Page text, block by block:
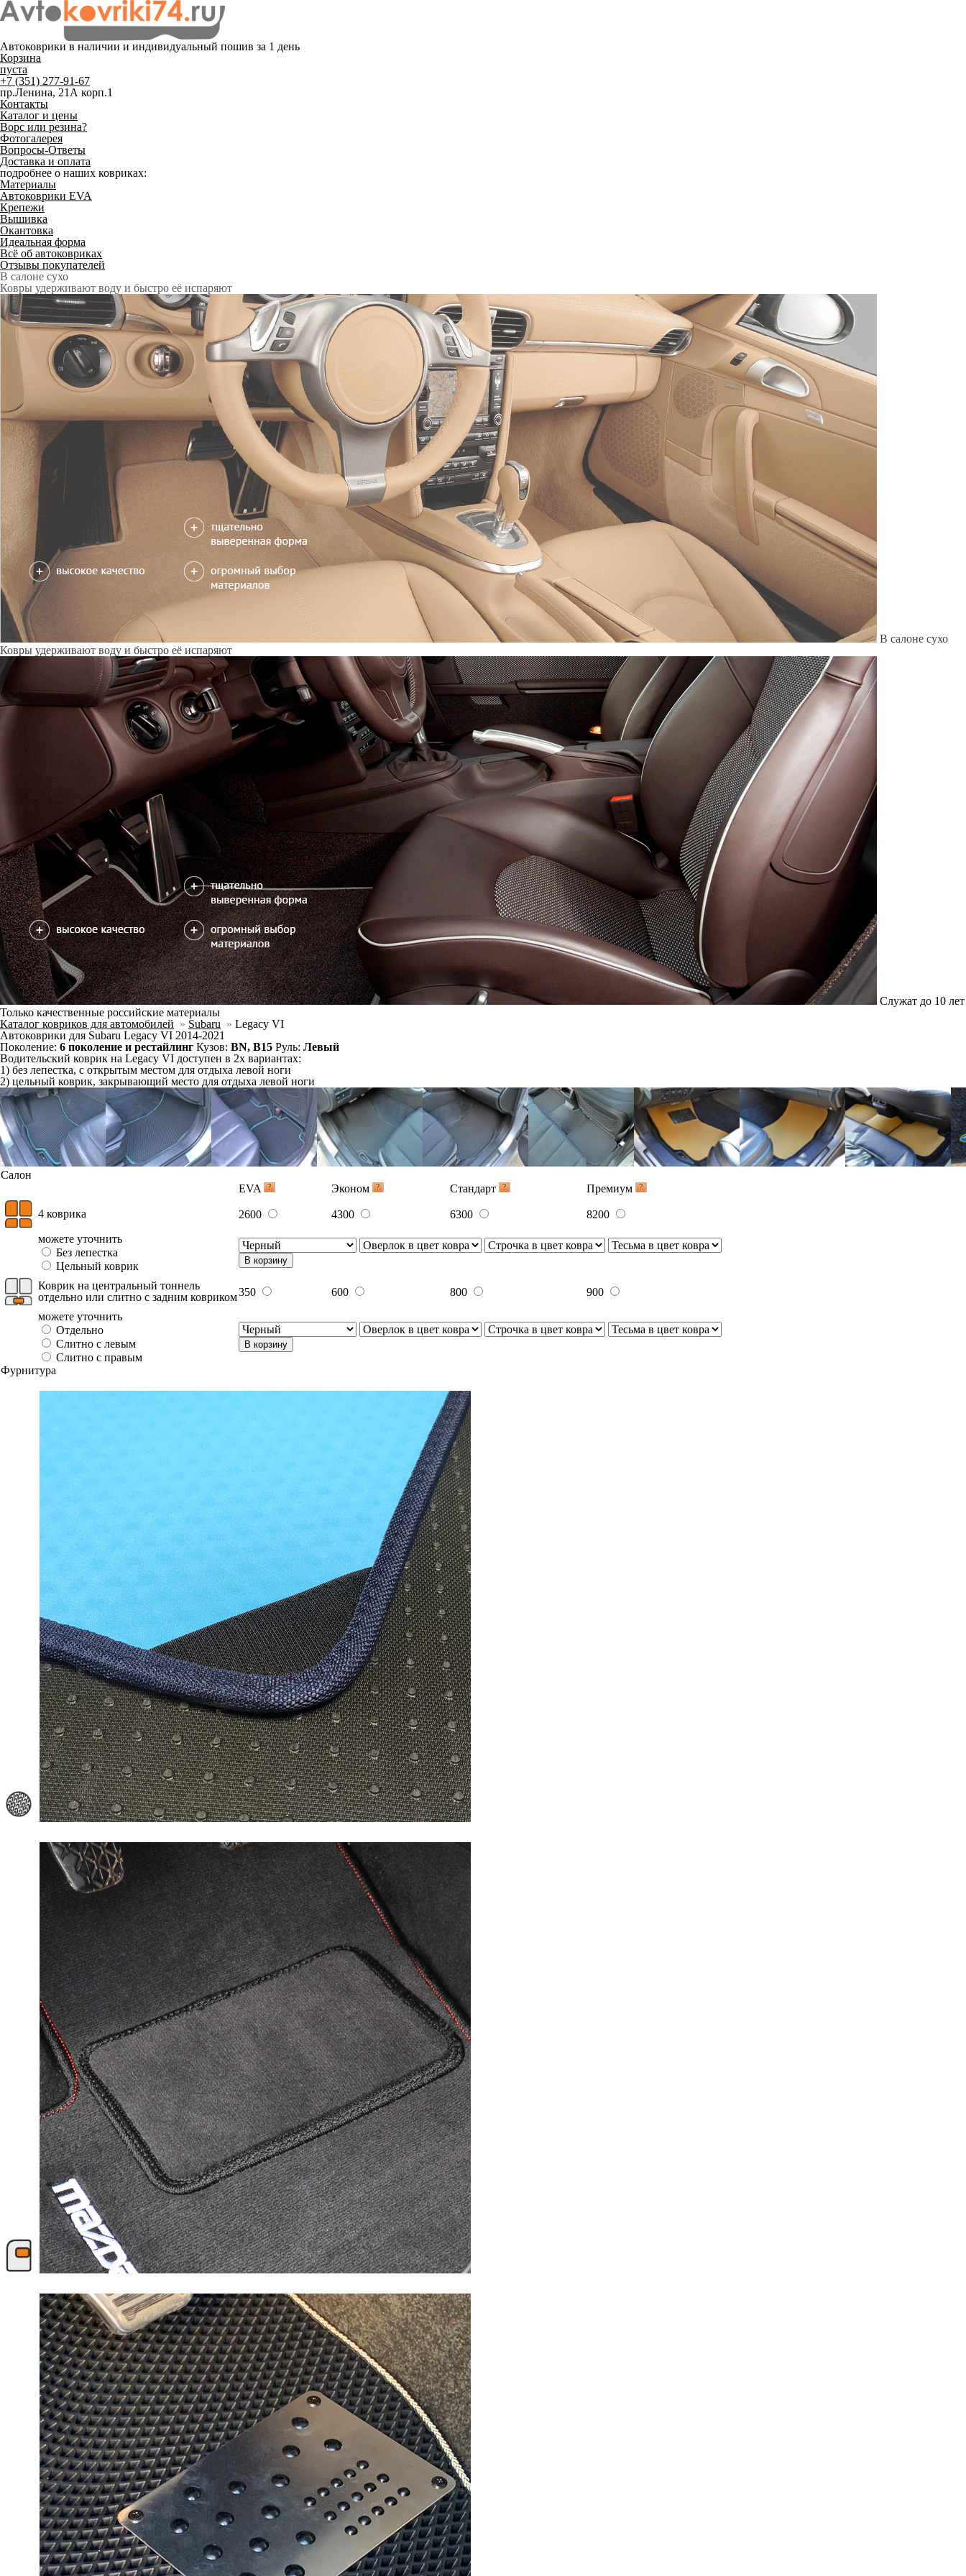
Автоковрики в наличии и индивидуальный пошив за 1 день
Корзина
пуста
+7 (351) 277-91-67
пр.Ленина, 21А корп.1
Контакты
Каталог и цены
Ворс или резина?
Фотогалерея
Вопросы-Ответы
Доставка и оплата
подробнее о наших ковриках:
Материалы
Автоковрики EVA
Крепежи
Вышивка
Окантовка
Идеальная форма
Всё об автоковриках
Отзывы покупателей
Служат до 10 лет
Только качественные российские материалы
Служат до 10 лет
Только качественные российские материалы
Каталог ковриков для автомобилей
» Subaru »
Legacy VI
Автоковрики для Subaru Legacy VI 2014-2021
Поколение:
6 поколение и рестайлинг Кузов: BN, B15 Руль:Левый
Водительский коврик на Legacy VI доступен в 2х вариантах:
1) без лепестка, с открытым местом для отдыха левой ноги
2) цельный коврик, закрывающий место для отдыха левой ноги
EVA
Стандарт Премиум
4 коврика 2600 4300
можете уточнить
Без лепестка
Цельный коврик
В корзину
Коврик на центральный тоннель
отдельно или слитно с задним ковриком350 600 800
900
можете уточнить
Отдельно
Слитно с левым
Слитно с правым
В корзину
Фурнитура